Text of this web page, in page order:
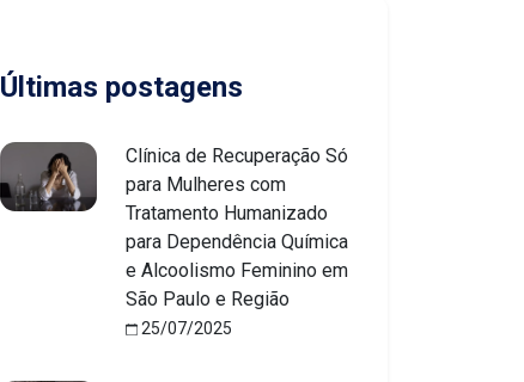
Últimas postagens
Clínica de Recuperação Só
para Mulheres com
Tratamento Humanizado
para Dependência Química
e Alcoolismo Feminino em
São Paulo e Região
25/07/2025